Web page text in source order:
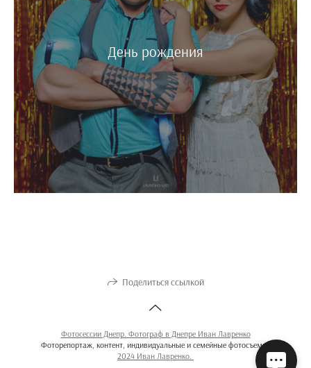
День рождения
Поделиться ссылкой
Фотосессии Днепр. Фотограф в Днепре Иван Лавренко
Фоторепортаж, контент, индивидуальные и семейные фотосъемки
2024 Иван Лавренко.